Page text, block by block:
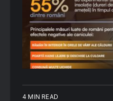
4 MIN READ